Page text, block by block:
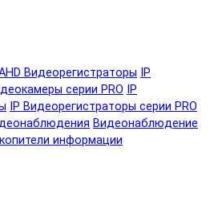
Видеорегистраторы IP
серии PRO IP
IP Видеорегистраторы серии PRO
Видеонаблюдение
информации